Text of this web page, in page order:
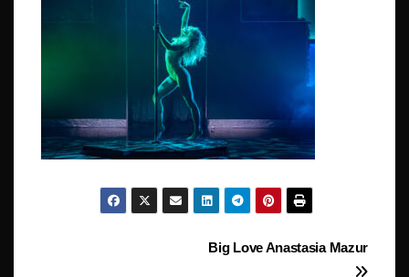
Beitragsnavigation
Big Love Anastasia Mazur